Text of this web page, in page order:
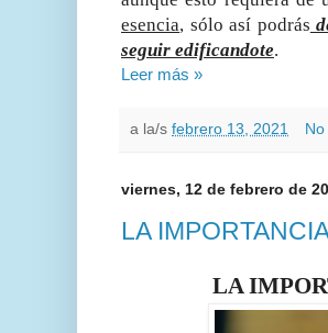
esencia, sólo así podrás
seguir edificandote.
Leer más »
a la/s febrero 13, 2021
viernes, 12 de febrero de
LA
LA